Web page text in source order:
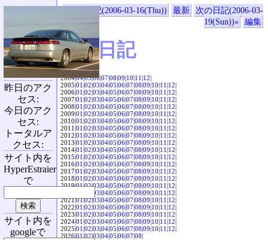
«前の日記(2006-03-16(Thu)) 最新
次の日記(2006-03-
19(Sun))»
編集
SVX日記
2004|04|05|06|07|08|09|10|11|12|
2005|01|02|03|04|05|06|07|08|09|10|11|12|
2006|01|02|03|04|05|06|07|08|09|10|11|12|
2007|01|02|03|04|05|06|07|08|09|10|11|12|
2008|01|02|03|04|05|06|07|08|09|10|11|12|
2009|01|02|03|04|05|06|07|08|09|10|11|12|
2010|01|02|03|04|05|06|07|08|09|10|11|12|
2011|01|02|03|04|05|06|07|08|09|10|11|12|
2012|01|02|03|04|05|06|07|08|09|10|11|12|
2013|01|02|03|04|05|06|07|08|09|10|11|12|
2014|01|02|03|04|05|06|07|08|09|10|11|12|
2015|01|02|03|04|05|06|07|08|09|10|11|12|
2016|01|02|03|04|05|06|07|08|09|10|11|12|
2017|01|02|03|04|05|06|07|08|09|10|11|12|
2018|01|02|03|04|05|06|07|08|09|10|11|12|
2019|01|02|03|04|05|06|07|08|09|10|11|12|
03|04|05|06|07|08|09|10|11|12|
2021|01|02|03|04|05|06|07|08|09|10|11|12|
2022|01|02|03|04|05|06|07|08|09|10|11|12|
2023|01|02|03|04|05|06|07|08|09|10|11|12|
2024|01|02|03|04|05|06|07|08|09|10|11|12|
2025|01|02|03|04|05|06|07|08|09|10|11|12|
2026|01|02|03|04|05|06|07|08|
昨日のアク
セス:
今日のアク
セス:
トータルア
クセス:
サイト内を
HyperEstraier
で
サイト内を
googleで